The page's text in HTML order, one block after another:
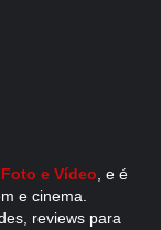
e Vídeo , e é
e cinema.
reviews para